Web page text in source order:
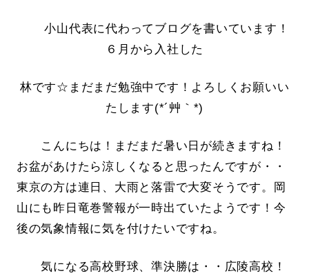
小山代表に代わってブログを書いています！
６月から入社した
林です☆まだまだ勉強中です！よろしくお願いい
たします(*´艸｀*)
こんにちは！まだまだ暑い日が続きますね！
お盆があけたら涼しくなると思ったんですが・・
東京の方は連日、大雨と落雷で大変そうです。岡
山にも昨日竜巻警報が一時出ていたようです！今
後の気象情報に気を付けたいですね。
気になる高校野球、準決勝は・・広陵高校！